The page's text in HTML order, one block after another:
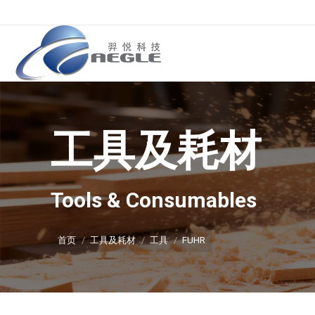
工具及耗材
Tools & Consumables
你在这里：
首页 工具及耗材 工具 FUHR